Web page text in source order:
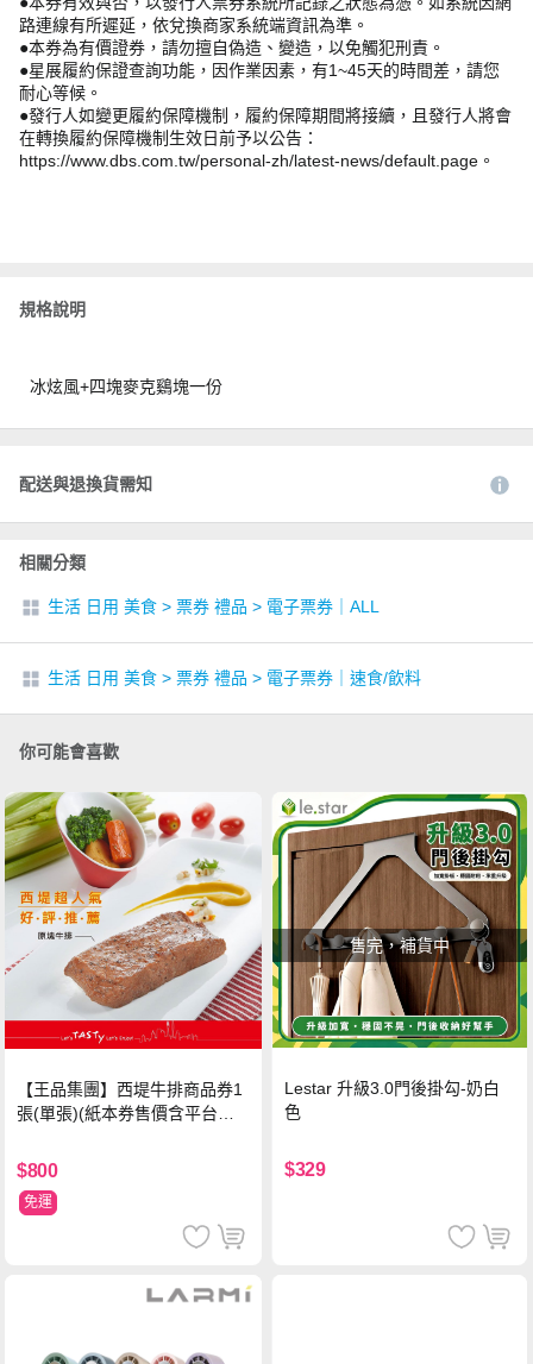
路連線有所遲延，依兌換商家系統端資訊為準。
●本券為有價證券，請勿擅自偽造、變造，以免觸犯刑責。
●星展履約保證查詢功能，因作業因素，有1~45天的時間差，請您
耐心等候。
●發行人如變更履約保障機制，履約保障期間將接續，且發行人將會
在轉換履約保障機制生效日前予以公告：
https://www.dbs.com.tw/personal-zh/latest-news/default.page。
規格說明
冰炫風+四塊麥克鷄塊一份
配送與退換貨需知
相關分類
生活 日用 美食 > 票券 禮品 > 電子票券｜ALL
生活 日用 美食 > 票券 禮品 > 電子票券｜速食/飲料
你可能會喜歡
【王品集團】西堤牛排商品券1
張(單張)(紙本券售價含平台物
$800
免運
售完，補貨中
Lestar 升級3.0門後掛勾-奶白
色
$329